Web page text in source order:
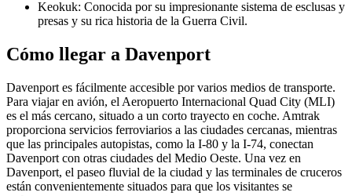
Keokuk: Conocida por su impresionante sistema de esclusas y
presas y su rica historia de la Guerra Civil.
Cómo llegar a Davenport
Davenport es fácilmente accesible por varios medios de transporte.
Para viajar en avión, el Aeropuerto Internacional Quad City (MLI)
es el más cercano, situado a un corto trayecto en coche. Amtrak
proporciona servicios ferroviarios a las ciudades cercanas, mientras
que las principales autopistas, como la I-80 y la I-74, conectan
Davenport con otras ciudades del Medio Oeste. Una vez en
Davenport, el paseo fluvial de la ciudad y las terminales de cruceros
están convenientemente situados para que los visitantes se